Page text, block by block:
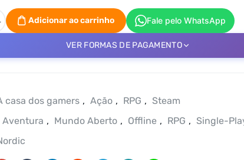
Adicionar ao carrinho Fale pelo WhatsApp
VER FORMAS DE PAGAMENTO
casa dos gamers , Ação , RPG , Steam
Aventura , Mundo Aberto , Offline , RPG , Single-